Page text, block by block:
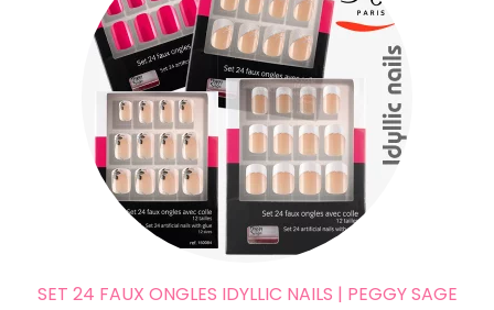
SET 24 FAUX ONGLES IDYLLIC NAILS | PEGGY SAGE